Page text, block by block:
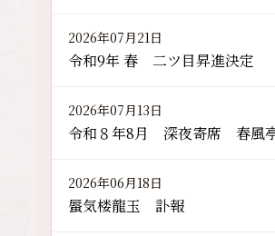
2026年07月21日
令和9年 春 二ツ目昇進決定
2026年07月13日
令和８年8月 深夜寄席 春風
2026年06月18日
蜃気楼龍玉 訃報